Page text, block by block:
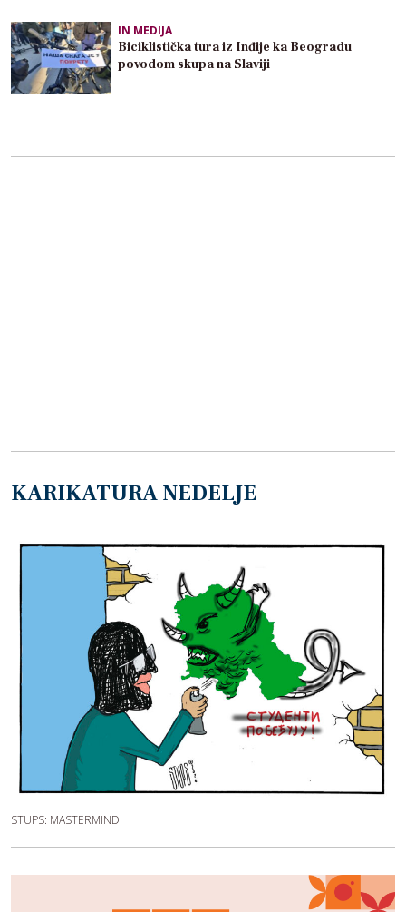
IN MEDIJA
Biciklistička tura iz Inđije ka Beogradu
povodom skupa na Slaviji
KARIKATURA NEDELJE
STUPS: MASTERMIND